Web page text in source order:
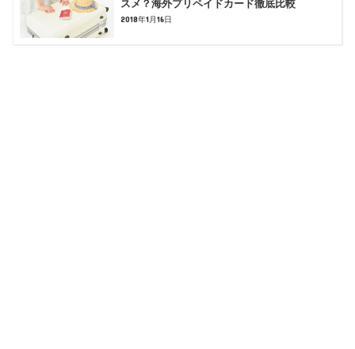
スメ？海外プリペイドカード徹底比較
2018年1月16日